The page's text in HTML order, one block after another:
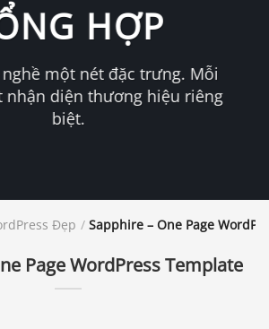
HỢP
một nét đặc trưng. Mỗi
nhận diện thương hiệu riêng
biệt.
Đẹp / Sapphire – One Page
Page WordPress Template